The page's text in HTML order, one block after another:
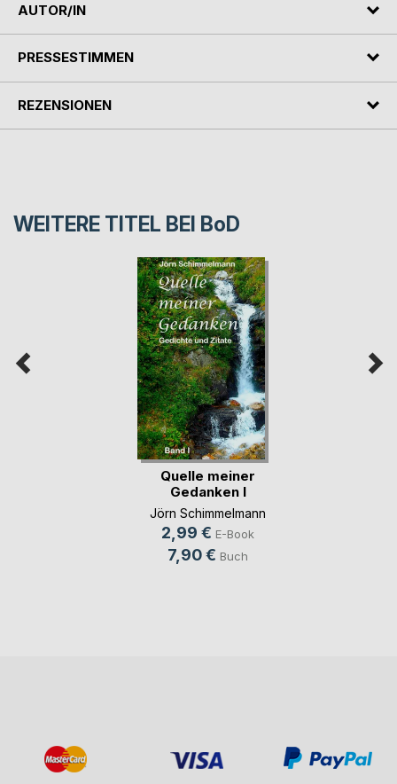
AUTOR/IN
PRESSESTIMMEN
REZENSIONEN
WEITERE TITEL BEI BoD
Quelle meiner
Gedanken I
Jörn Schimmelmann
2,99 € E-Book
7,90 € Buch